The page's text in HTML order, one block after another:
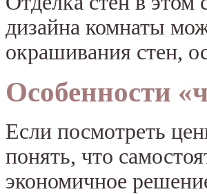
дизайна комнаты
окрашивания стен,
Особенности
Если посмотреть
понять, что
экономичное